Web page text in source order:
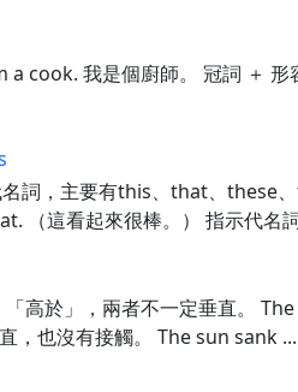
a cook. 我是個廚師。 冠詞 ＋
詞，主要有this、that、these
（這看起來很棒。） 指示代名
高於」，兩者不一定垂直。
，也沒有接觸。 The sun sank ...